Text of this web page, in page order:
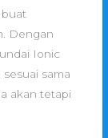
Dengan
Ionic
sama
akan tetapi